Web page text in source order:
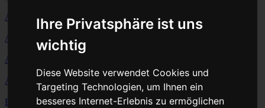
Ihre Privatsphäre ist uns
wichtig
Diese Website verwendet Cookies und
Targeting Technologien, um Ihnen ein
besseres Internet-Erlebnis zu ermöglichen
Ammann
Atlas Copco
AUSA
Avant Tecno
Bobcat